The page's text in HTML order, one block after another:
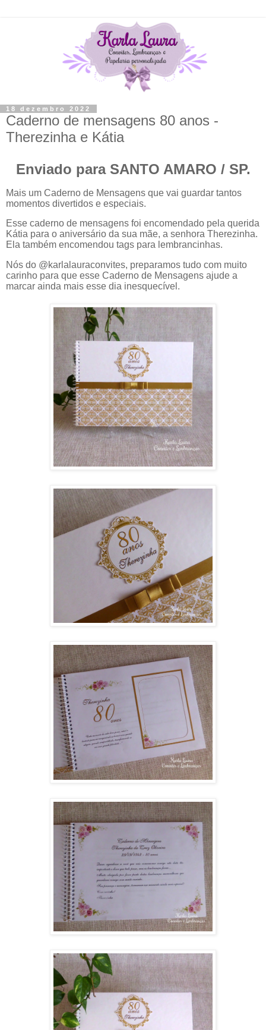
18 dezembro 2022
Caderno de mensagens 80 anos -
Therezinha e Kátia
Enviado para SANTO AMARO / SP.
Mais um Caderno de Mensagens que vai guardar tantos
momentos divertidos e especiais.
Esse caderno de mensagens foi encomendado pela querida
Kátia para o aniversário da sua mãe, a senhora Therezinha.
Ela também encomendou tags para lembrancinhas.
Nós do @karlalauraconvites, preparamos tudo com muito
carinho para que esse Caderno de Mensagens ajude a
marcar ainda mais esse dia inesquecível.